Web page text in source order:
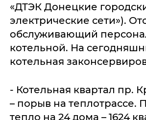
«ДТЭК Донецкие
электрические сети»).
обслуживающий
котельной. На
котельная
- Котельная квартал пр.
– порыв на теплотрассе.
тепло на 24 дома – 1624